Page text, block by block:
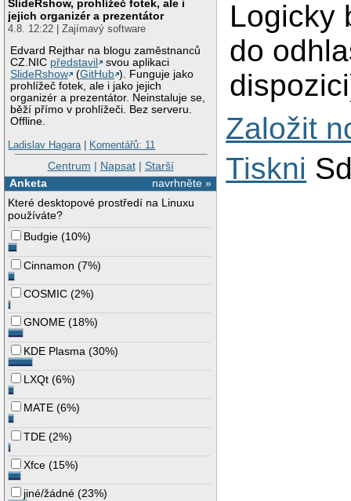
SlideRshow, prohlížeč fotek, ale i
jejich organizér a prezentátor
4.8. 12:22 | Zajímavý software
Edvard Rejthar na blogu zaměstnanců
CZ.NIC představil
svou aplikaci
SlideRshow
(GitHub ). Funguje jako
prohlížeč fotek, ale i jako jejich
organizér a prezentátor. Neinstaluje se,
běží přímo v prohlížeči. Bez serveru.
Offline.
Ladislav Hagara| Komentářů: 11
Centrum | Napsat| Starší
navrhněte »
Anketa
Které desktopové prostředí na Linuxu
používáte?
Budgie (10%)
Cinnamon (7%)
COSMIC (2%)
GNOME (18%)
KDE Plasma (30%)
LXQt (6%)
MATE (6%)
TDE (2%)
Xfce (15%)
jiné/žádné (23%)
Logicky
do
Založit
Tiskni